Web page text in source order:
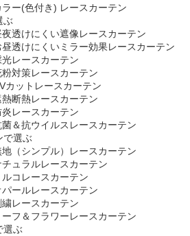
ラー(色付き) レースカーテン
ぶ
夜透けにくい遮像レースカーテン
昼透けにくいミラー効果レースカーテン
光レースカーテン
粉対策レースカーテン
カットレースカーテン
熱断熱レースカーテン
炎レースカーテン
菌＆抗ウイルスレースカーテン
で選ぶ
地（シンプル）レースカーテン
チュラルレースカーテン
ルコレースカーテン
パールレースカーテン
繍レースカーテン
ーフ＆フラワーレースカーテン
選ぶ